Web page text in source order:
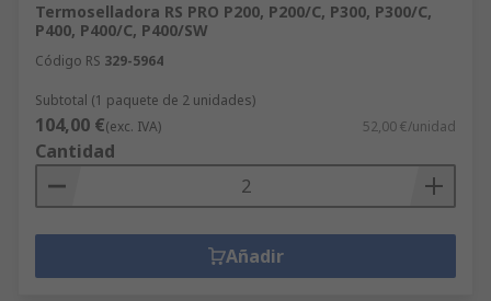
Termoselladora RS PRO P200, P200/C, P300, P300/C,
P400, P400/C, P400/SW
Código RS 329-5964
Subtotal (1 paquete de 2 unidades)
104,00 €(exc. IVA) 52,00 €/unidad
Cantidad
Añadir